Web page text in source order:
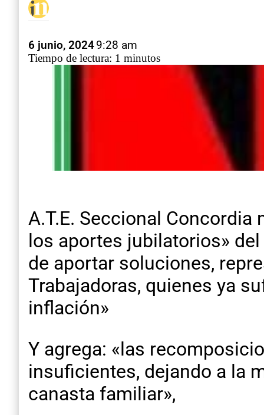
6 junio, 20249:28 am
Tiempo de lectura: 1 minutos
A.T.E. Seccional
los aportes jubilatorios» del
de aportar soluciones,
Trabajadoras, quienes ya
inflación»
Y agrega: «las
insuficientes, dejando a la
canasta familiar»,